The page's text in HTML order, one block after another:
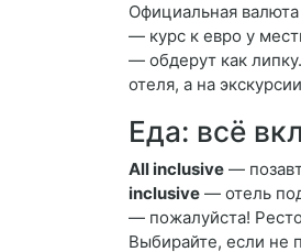
Официальная
— курс к евро у
— обдерут как
отеля, а на
Еда: всё
All inclusive —
inclusive — отель
— пожалуйста!
Выбирайте, если не